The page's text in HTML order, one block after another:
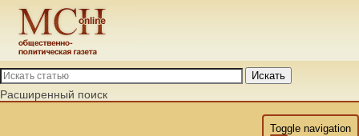
Искать
Расширенный поиск
Toggle navigation